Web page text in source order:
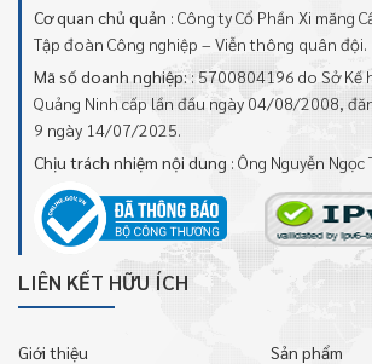
Cơ quan chủ quản : Công ty Cổ Phần Xi măng
Tập đoàn Công nghiệp – Viễn thông quân đội.
Mã số doanh nghiệp: : 5700804196 do Sở Kế
Quảng Ninh cấp lần đầu ngày 04/08/2008,
9 ngày 14/07/2025.
Chịu trách nhiệm nội dung : Ông Nguyễn Ngọc
LIÊN KẾT HỮU ÍCH
Giới thiệu Sản phẩm